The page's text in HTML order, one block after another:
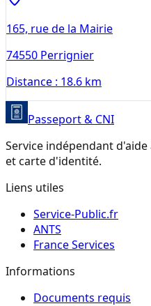
165, rue de la Mairie
74550 Perrignier
Distance : 18.6 km
Passeport & CNI
Service indépendant
et carte d'identité.
Liens utiles
Service-Public.fr
ANTS
France Services
Informations
Documents requis